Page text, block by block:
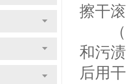
擦干
（4
和污
后用